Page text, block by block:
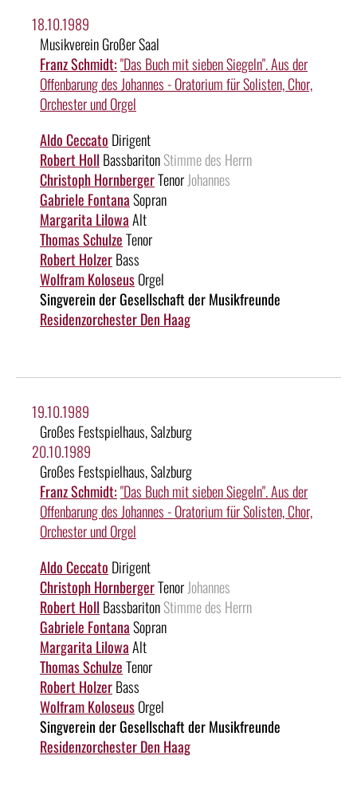
18.10.1989
Musikverein Großer Saal
Franz Schmidt:"Das Buch mit sieben Siegeln". Aus der
Offenbarung des Johannes - Oratorium für Solisten, Chor,
Orchester und Orgel
Aldo Ceccato Dirigent
Robert Holl BassbaritonStimme des Herrn
Christoph HornbergerTenor Johannes
Gabriele FontanaSopran
Margarita LilowaAlt
Thomas SchulzeTenor
Robert HolzerBass
Wolfram KoloseusOrgel
Singverein der Gesellschaft der Musikfreunde
Residenzorchester Den Haag
19.10.1989
Großes Festspielhaus, Salzburg
20.10.1989
Großes Festspielhaus, Salzburg
Franz Schmidt:"Das Buch mit sieben Siegeln". Aus der
Offenbarung des Johannes - Oratorium für Solisten, Chor,
Orchester und Orgel
Aldo Ceccato Dirigent
Christoph HornbergerTenor Johannes
Robert Holl BassbaritonStimme des Herrn
Gabriele FontanaSopran
Margarita LilowaAlt
Thomas SchulzeTenor
Robert HolzerBass
Wolfram KoloseusOrgel
Singverein der Gesellschaft der Musikfreunde
Residenzorchester Den Haag